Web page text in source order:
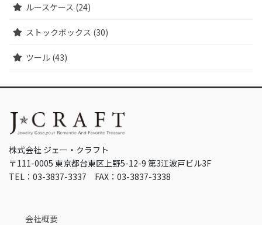
ルースケース (24)
ストックボックス (30)
ツール (43)
株式会社 ジェー・クラフト
〒111-0005 東京都台東区上野5-12-9 第3江波戸ビル3F
TEL：03-3837-3337 FAX：03-3837-3338
会社概要